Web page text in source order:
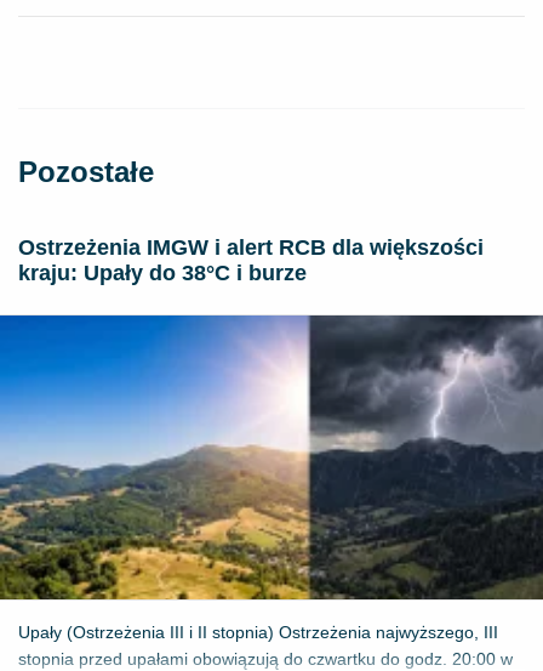
Pozostałe
Ostrzeżenia IMGW i alert RCB dla większości
kraju: Upały do 38°C i burze
Upały (Ostrzeżenia III i II stopnia) Ostrzeżenia najwyższego, III
stopnia przed upałami obowiązują do czwartku do godz. 20:00 w